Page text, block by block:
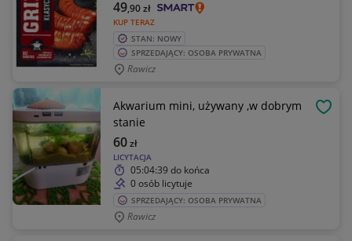
KUP TERAZ
49,90zł
STAN: NOWY
SPRZEDAJĄCY: OSOBA PRYWATNA
Rawicz
Akwarium mini, używany ,w dobrym
stanie
LICYTACJA
60zł
05:04:39 do końca
0 osób licytuje
SPRZEDAJĄCY: OSOBA PRYWATNA
Rawicz